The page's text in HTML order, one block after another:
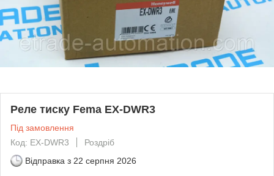
Реле тиску Fema EX-DWR3
Під замовлення
Код: EX-DWR3
Роздріб
Відправка з 22 серпня 2026